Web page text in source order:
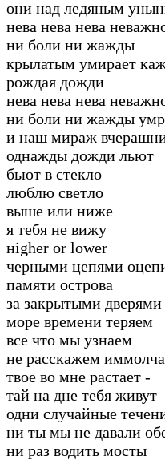
они над ледяным
нева нева нева
ни боли ни жажды
крылатым умирает
рождая дожди
нева нева нева
ни боли ни жажды
и наш мираж
однажды дожди льют
бьют в стекло
люблю светло
выше или ниже
я тебя не вижу
нigher or lower
черными цепями
памяти острова
за закрытыми дверями
море времени теряем
все что мы узнаем
не расскажем
твое во мне растает -
тай на дне тебя живут
одни случайные
ни ты мы не давали
ни раз водить мосты